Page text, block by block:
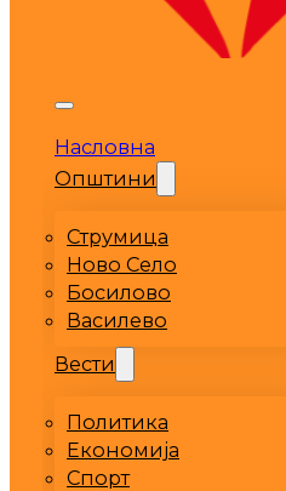
Насловна
Општини
Струмица
Ново Село
Босилово
Василево
Вести
Политика
Економија
Спорт